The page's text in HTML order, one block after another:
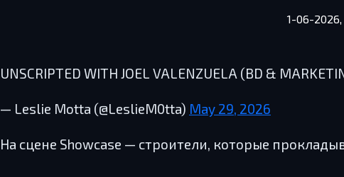
1-06-2026,
UNSCRIPTED WITH JOEL VALENZUELA (BD &
— Leslie Motta (@LeslieM0tta) May 29, 2026
На сцене Showcase — строители, которые